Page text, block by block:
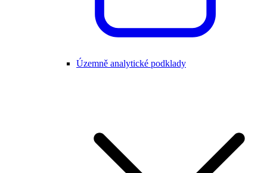
Územně analytické podklady